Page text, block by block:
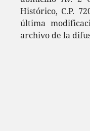
Histórico, C.P.
última
archivo de la